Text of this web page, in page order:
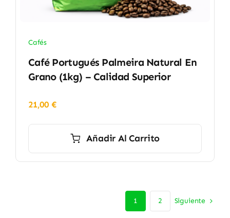
Cafés
Café Portugués Palmeira Natural En
Grano (1kg) – Calidad Superior
21,00 €
Añadir Al Carrito
1 2 Siguiente